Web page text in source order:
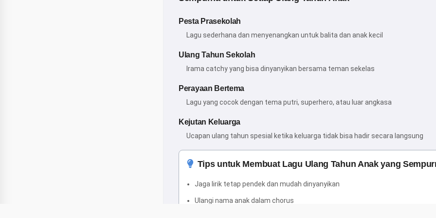
Pesta Prasekolah
Lagu sederhana dan menyenangkan untuk balita dan anak kecil
Ulang Tahun Sekolah
Irama catchy yang bisa dinyanyikan bersama teman sekelas
Perayaan Bertema
Lagu yang cocok dengan tema putri, superhero, atau luar angkasa
Kejutan Keluarga
Ucapan ulang tahun spesial ketika keluarga tidak bisa hadir secara langsung
Tips untuk Membuat Lagu Ulang Tahun Anak yang
Jaga lirik tetap pendek dan mudah dinyanyikan
Ulangi nama anak dalam chorus